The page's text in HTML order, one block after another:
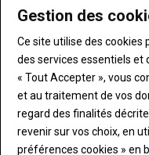
Sous-
titre
Vous
TITRE
BodyChoisissez
compte pour
Lien
Gestion des
Ce site utilise des
des services essentiels et
« Tout Accepter », vous
et au traitement de vos
regard des finalités
revenir sur vos choix, en
préférences cookies » en